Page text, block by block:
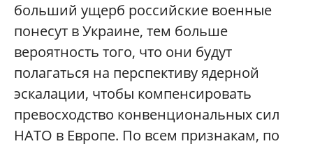
больший ущерб российские военные
понесут в Украине, тем больше
вероятность того, что они будут
полагаться на перспективу ядерной
эскалации, чтобы компенсировать
превосходство конвенциональных сил
НАТО в Европе. По всем признакам, по